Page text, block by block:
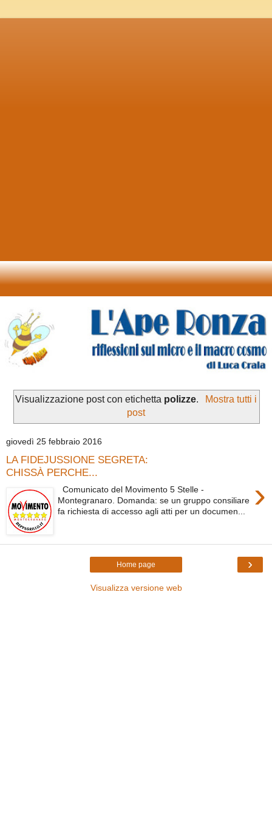
Visualizzazione post con etichetta polizze.
Mostra tutti i
post
giovedì 25 febbraio 2016
LA FIDEJUSSIONE SEGRETA:
CHISSÀ PERCHE...
›
Comunicato del Movimento 5 Stelle -
Montegranaro. Domanda: se un gruppo consiliare
fa richiesta di accesso agli atti per un documen...
›
Home page
Visualizza versione web